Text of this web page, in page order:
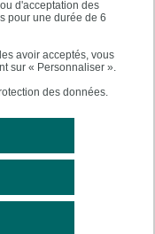
d'acceptation des
pour une durée de 6
avoir acceptés, vous
sur « Personnaliser ».
des données.